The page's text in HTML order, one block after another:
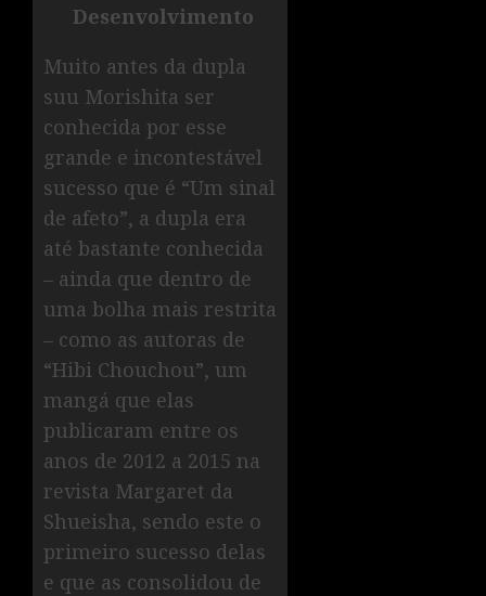
Desenvolvimento
Muito antes da dupla
suu Morishita ser
conhecida por esse
grande e incontestável
sucesso que é “Um sinal
de afeto”, a dupla era
até bastante conhecida
– ainda que dentro de
uma bolha mais restrita
– como as autoras de
“Hibi Chouchou”, um
mangá que elas
publicaram entre os
anos de 2012 a 2015 na
revista Margaret da
Shueisha, sendo este o
primeiro sucesso delas
e que as consolidou de